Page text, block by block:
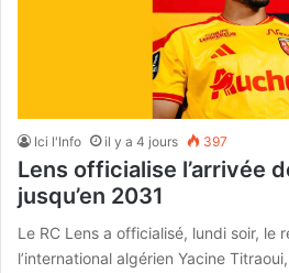
Ici l'Info il y a 4 jours 397
Lens officialise l’arrivée
jusqu’en 2031
Le RC Lens a officialisé, lundi soir, le
l’international algérien Yacine